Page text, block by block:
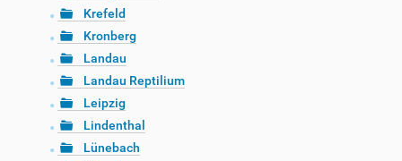
Krefeld
Kronberg
Landau
Landau Reptilium
Leipzig
Lindenthal
Lünebach